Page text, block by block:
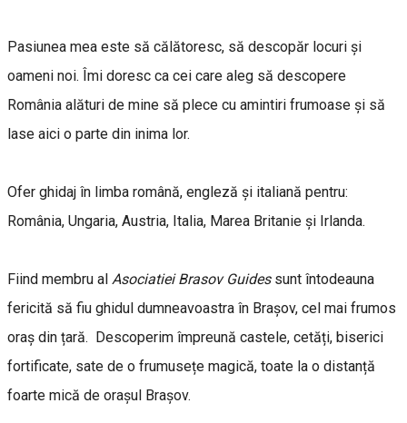
Pasiunea mea este să călătoresc, să descopăr locuri și
oameni noi. Îmi doresc ca cei care aleg să descopere
România alături de mine să plece cu amintiri frumoase și să
lase aici o parte din inima lor.
Ofer ghidaj în limba română, engleză și italiană pentru:
România, Ungaria, Austria, Italia, Marea Britanie și Irlanda.
Fiind membru al Asociatiei Brasov Guidessunt întodeauna
fericită să fiu ghidul dumneavoastra în Brașov, cel mai frumos
oraș din țară. Descoperim împreună castele, cetăți, biserici
fortificate, sate de o frumusețe magică, toate la o distanță
foarte mică de orașul Brașov.